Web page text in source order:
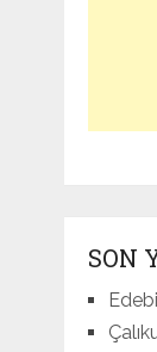
SON